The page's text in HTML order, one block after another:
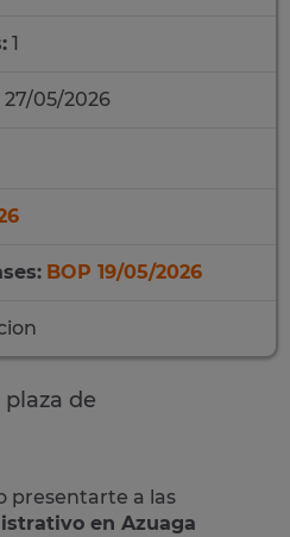
1
27/05/2026
BOP 19/05/2026
plaza de
presentarte a las
en Azuaga